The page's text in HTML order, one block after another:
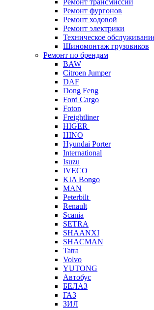
Ремонт трансмиссии
Ремонт фургонов
Ремонт ходовой
Ремонт электрики
Техническое
Шиномонтаж грузовиков
Ремонт по брендам
BAW
Citroen Jumper
DAF
Dong Feng
Ford Cargo
Foton
Freightliner
HIGER
HINO
Hyundai Porter
International
Isuzu
IVECO
KIA Bongo
MAN
Peterbilt
Renault
Scania
SETRA
SHAANXI
SHACMAN
Tatra
Volvo
YUTONG
Автобус
БЕЛАЗ
ГАЗ
ЗИЛ